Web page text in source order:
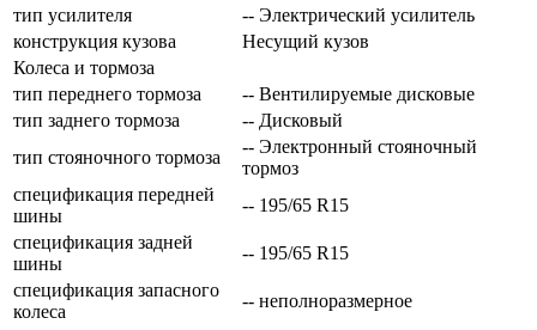
тип усилителя
-- Электрический усилитель
конструкция кузова
Несущий кузов
Колеса и тормоза
тип переднего тормоза
-- Вентилируемые дисковые
тип заднего тормоза
-- Дисковый
тип стояночного тормоза
-- Электронный стояночный
тормоз
спецификация передней
шины
-- 195/65 R15
спецификация задней
шины
-- 195/65 R15
спецификация запасного
колеса
-- неполноразмерное